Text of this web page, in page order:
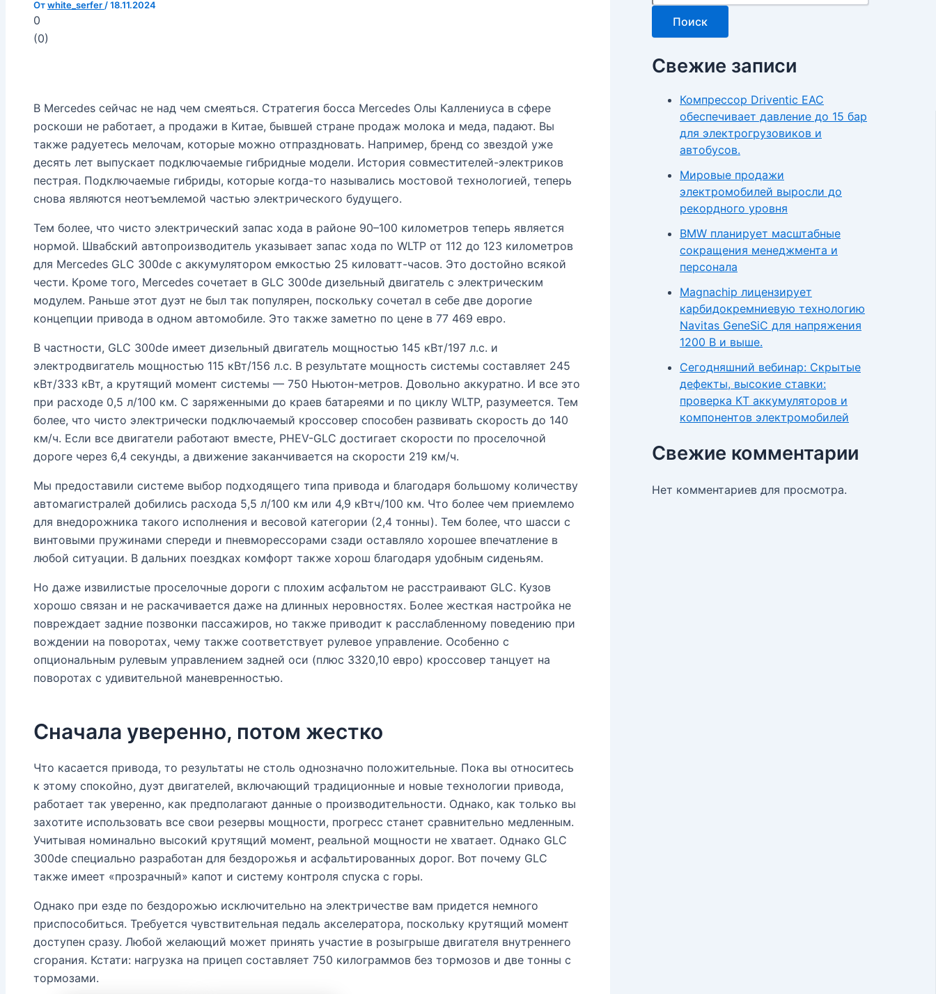
Отwhite_serfer /18.11.2024
0
(0)
В Mercedes сейчас не над чем смеяться. Стратегия босса Mercedes Олы Каллениуса в сфере
роскоши не работает, а продажи в Китае, бывшей стране продаж молока и меда, падают. Вы
также радуетесь мелочам, которые можно отпраздновать. Например, бренд со звездой уже
десять лет выпускает подключаемые гибридные модели. История совместителей-электриков
пестрая. Подключаемые гибриды, которые когда-то назывались мостовой технологией, теперь
снова являются неотъемлемой частью электрического будущего.
Тем более, что чисто электрический запас хода в районе 90–100 километров теперь является
нормой. Швабский автопроизводитель указывает запас хода по WLTP от 112 до 123 километров
для Mercedes GLC 300de с аккумулятором емкостью 25 киловатт-часов. Это достойно всякой
чести. Кроме того, Mercedes сочетает в GLC 300de дизельный двигатель с электрическим
модулем. Раньше этот дуэт не был так популярен, поскольку сочетал в себе две дорогие
концепции привода в одном автомобиле. Это также заметно по цене в 77 469 евро.
В частности, GLC 300de имеет дизельный двигатель мощностью 145 кВт/197 л.с. и
электродвигатель мощностью 115 кВт/156 л.с. В результате мощность системы составляет 245
кВт/333 кВт, а крутящий момент системы — 750 Ньютон-метров. Довольно аккуратно. И все это
при расходе 0,5 л/100 км. С заряженными до краев батареями и по циклу WLTP, разумеется. Тем
более, что чисто электрически подключаемый кроссовер способен развивать скорость до 140
км/ч. Если все двигатели работают вместе, PHEV-GLC достигает скорости по проселочной
дороге через 6,4 секунды, а движение заканчивается на скорости 219 км/ч.
Мы предоставили системе выбор подходящего типа привода и благодаря большому количеству
автомагистралей добились расхода 5,5 л/100 км или 4,9 кВтч/100 км. Что более чем приемлемо
для внедорожника такого исполнения и весовой категории (2,4 тонны). Тем более, что шасси с
винтовыми пружинами спереди и пневморессорами сзади оставляло хорошее впечатление в
любой ситуации. В дальних поездках комфорт также хорош благодаря удобным сиденьям.
Но даже извилистые проселочные дороги с плохим асфальтом не расстраивают GLC. Кузов
хорошо связан и не раскачивается даже на длинных неровностях. Более жесткая настройка не
повреждает задние позвонки пассажиров, но также приводит к расслабленному поведению при
вождении на поворотах, чему также соответствует рулевое управление. Особенно с
опциональным рулевым управлением задней оси (плюс 3320,10 евро) кроссовер танцует на
поворотах с удивительной маневренностью.
Сначала уверенно, потом жестко
Что касается привода, то результаты не столь однозначно положительные. Пока вы относитесь
к этому спокойно, дуэт двигателей, включающий традиционные и новые технологии привода,
работает так уверенно, как предполагают данные о производительности. Однако, как только вы
захотите использовать все свои резервы мощности, прогресс станет сравнительно медленным.
Учитывая номинально высокий крутящий момент, реальной мощности не хватает. Однако GLC
300de специально разработан для бездорожья и асфальтированных дорог. Вот почему GLC
также имеет «прозрачный» капот и систему контроля спуска с горы.
Однако при езде по бездорожью исключительно на электричестве вам придется немного
приспособиться. Требуется чувствительная педаль акселератора, поскольку крутящий момент
доступен сразу. Любой желающий может принять участие в розыгрыше двигателя внутреннего
сгорания. Кстати: нагрузка на прицеп составляет 750 килограммов без тормозов и две тонны с
тормозами.
Поиск
Свежие записи
Компрессор Driventic EAC
обеспечивает давление до 15 бар
для электрогрузовиков и
автобусов.
Мировые продажи
электромобилей выросли до
рекордного уровня
BMW планирует масштабные
сокращения менеджмента и
персонала
Magnachip лицензирует
карбидокремниевую технологию
Navitas GeneSiC для напряжения
1200 В и выше.
Сегодняшний вебинар: Скрытые
дефекты, высокие ставки:
проверка КТ аккумуляторов и
компонентов электромобилей
Свежие комментарии
Нет комментариев для просмотра.